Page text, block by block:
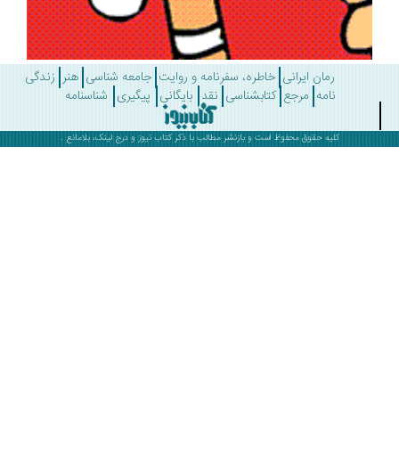
رمان ایرانی خاطره، سفرنامه و روایت جامعه شناسی هنر زندگی
مرجع کتابشناسی نقد بایگانی پیگیری شناسنامه
کلیه حقوق محفوظ است و بازنشر مطالب با ذکرکتاب نیوز و درج لینک، بلامانع .